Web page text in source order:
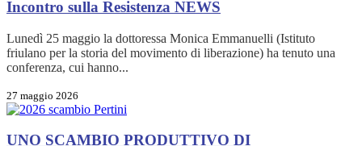
Incontro sulla Resistenza NEWS
Lunedì 25 maggio la dottoressa Monica Emmanuelli (Istituto
friulano per la storia del movimento di liberazione) ha tenuto una
conferenza, cui hanno...
27 maggio 2026
UNO SCAMBIO PRODUTTIVO DI